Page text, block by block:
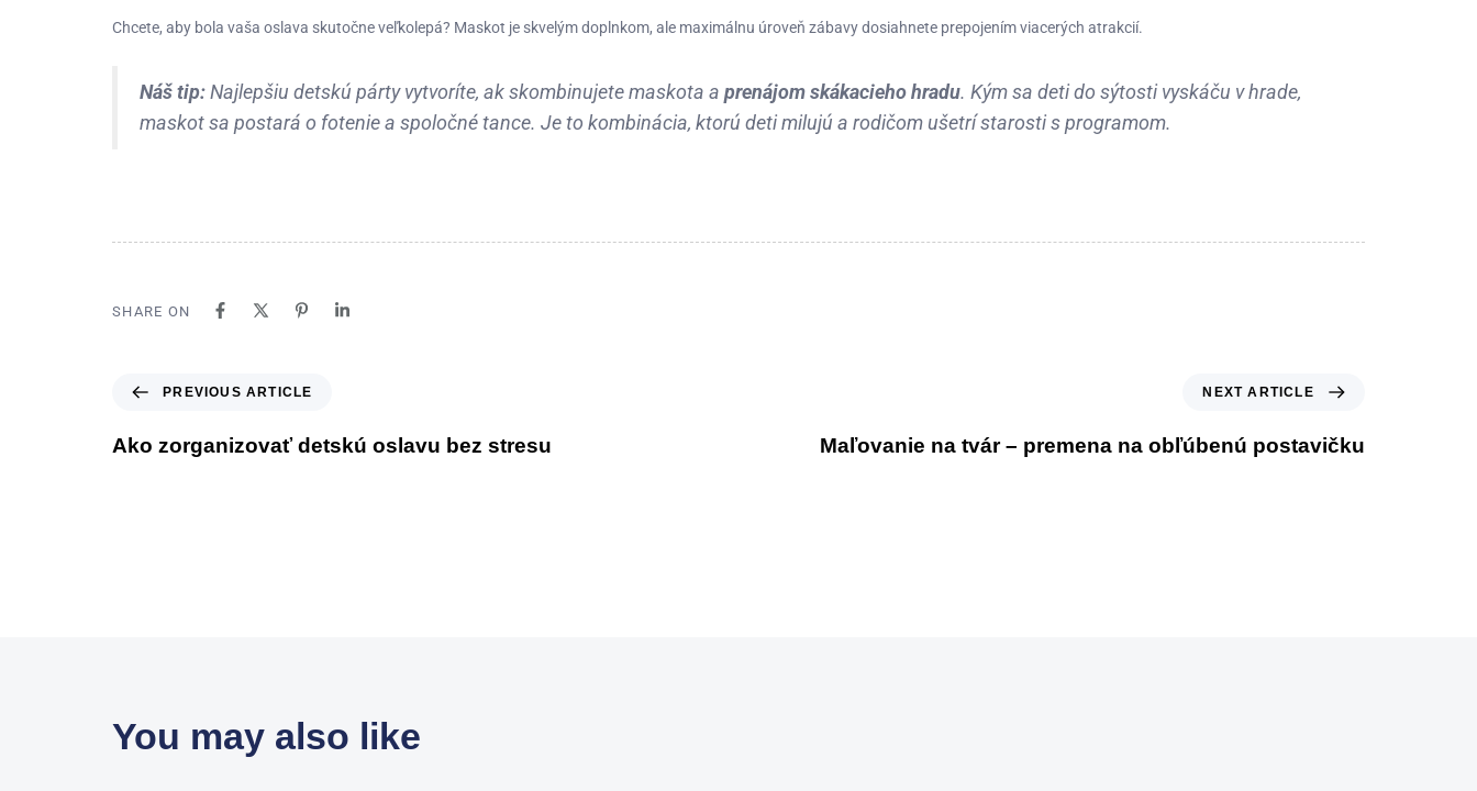
Chcete, aby bola vaša oslava skutočne veľkolepá? Maskot je skvelým doplnkom, ale maximálnu úroveň zábavy dosiahnete prepojením viacerých atrakcií.
Náš tip: Najlepšiu detskú párty vytvoríte, ak skombinujete maskota a prenájom skákacieho hradu. Kým sa deti do sýtosti vyskáču v hrade,
maskot sa postará o fotenie a spoločné tance. Je to kombinácia, ktorú deti milujú a rodičom ušetrí starosti s programom.
SHARE ON
PREVIOUS ARTICLE
Ako zorganizovať detskú oslavu bez stresu
NEXT ARTICLE
Maľovanie na tvár – premena na obľúbenú postavičku
You may also like